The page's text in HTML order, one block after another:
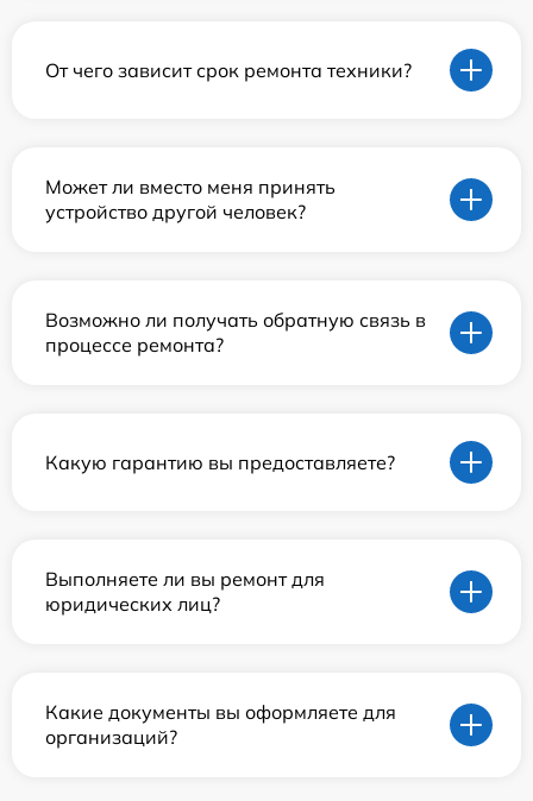
От чего зависит срок ремонта техники?
Может ли вместо меня принять
устройство другой человек?
Возможно ли получать обратную связь в
процессе ремонта?
Какую гарантию вы предоставляете?
Выполняете ли вы ремонт для
юридических лиц?
Какие документы вы оформляете для
организаций?